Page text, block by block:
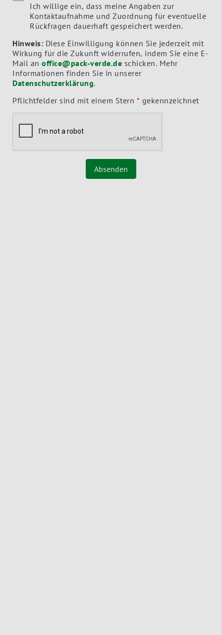
Ich willige ein, dass meine Angaben zur
Kontaktaufnahme und Zuordnung für eventuelle
Rückfragen dauerhaft gespeichert werden.
Hinweis: Diese Einwilligung können Sie jederzeit mit
Wirkung für die Zukunft widerrufen, indem Sie eine E-
Mail an office@pack-verde.de
Informationen finden Sie in unserer
Datenschutzerklärung.
Pflichtfelder sind mit einem Stern * gekennzeichnet
Absenden